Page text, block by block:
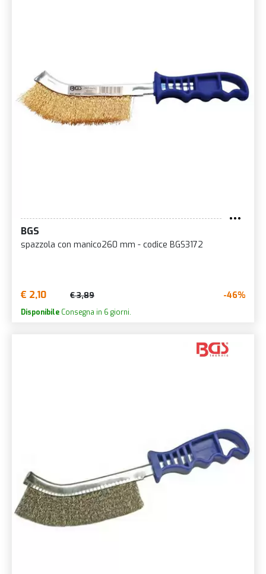
BGS
spazzola con manico260 mm - codice BGS3172
€ 2,10 € 3,89 -46%
Disponibile Consegna in 6 giorni.